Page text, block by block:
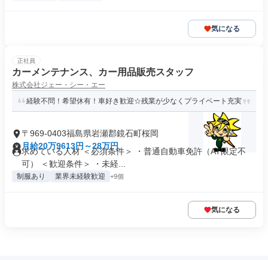
気になる
正社員
カーメンテナンス、カー用品販売スタッフ
株式会社ジェー・シー・エー
経験不問！希望休有！車好き歓迎☆残業が少なくプライベート充実
〒969-0403福島県岩瀬郡鏡石町桜岡
月給20万9613円～28万円
求めている人材 ＜必須条件＞ ・普通自動車免許（AT限定不
可） ＜歓迎条件＞ ・未経...
制服あり 業界未経験歓迎 +9個
気になる